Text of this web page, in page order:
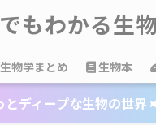
もわかる生
生物学まとめ 生物本
とディープな生物の世界